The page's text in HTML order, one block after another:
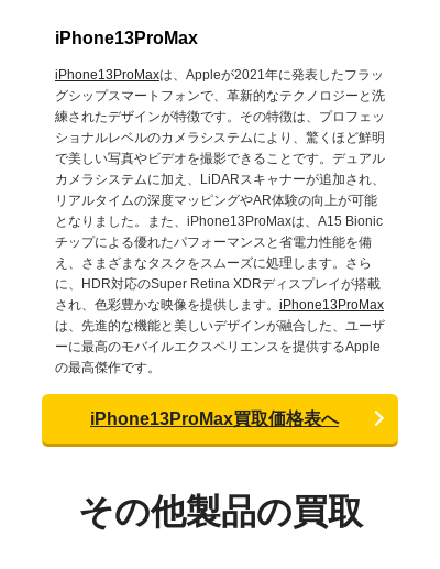
iPhone13ProMax
iPhone13ProMaxは、Appleが2021年に発表したフラッ
グシップスマートフォンで、革新的なテクノロジーと洗
練されたデザインが特徴です。その特徴は、プロフェッ
ショナルレベルのカメラシステムにより、驚くほど鮮明
で美しい写真やビデオを撮影できることです。デュアル
カメラシステムに加え、LiDARスキャナーが追加され、
リアルタイムの深度マッピングやAR体験の向上が可能
となりました。また、iPhone13ProMaxは、A15 Bionic
チップによる優れたパフォーマンスと省電力性能を備
え、さまざまなタスクをスムーズに処理します。さら
に、HDR対応のSuper Retina XDRディスプレイが搭載
され、色彩豊かな映像を提供します。 iPhone13ProMax
は、先進的な機能と美しいデザインが融合した、ユーザ
ーに最高のモバイルエクスペリエンスを提供するApple
の最高傑作です。
iPhone13ProMax買取価格表へ
その他製品の買取